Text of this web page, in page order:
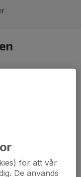
skickas ut 6
för att vår
De används